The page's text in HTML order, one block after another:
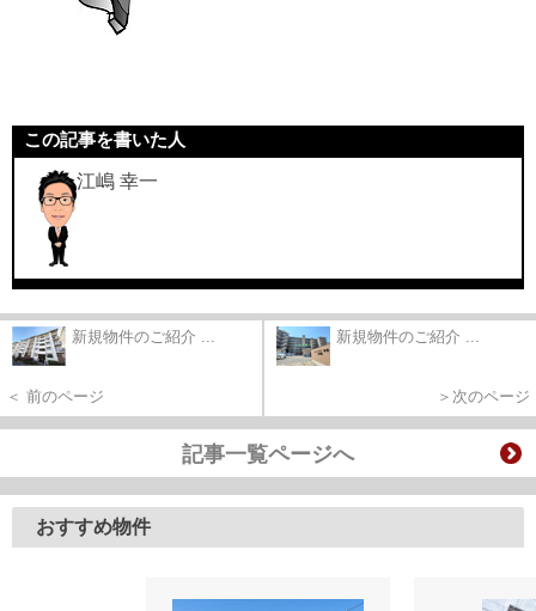
この記事を書いた人
江嶋 幸一
新規物件のご紹介 ...
＜ 前のページ
新規物件のご紹介 ...
＞次のページ
記事一覧ページへ
おすすめ物件